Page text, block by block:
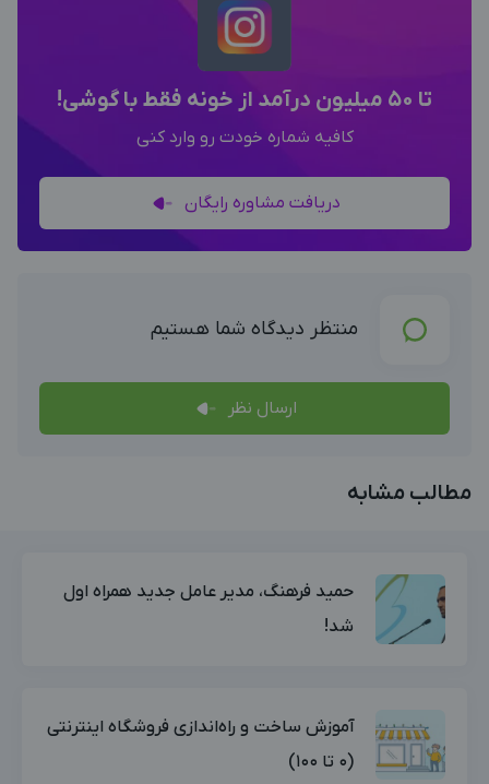
تا 50 میلیون درآمد از خونه فقط با گوشی!
کافیه شماره خودت رو وارد کنی
دریافت مشاوره رایگان
منتظر دیدگاه شما هستیم
ارسال نظر
مطالب مشابه
حمید فرهنگ، مدیر عامل جدید همراه اول
شد!
آموزش ساخت و راه‌اندازی فروشگاه اینترنتی
(0 تا 100)